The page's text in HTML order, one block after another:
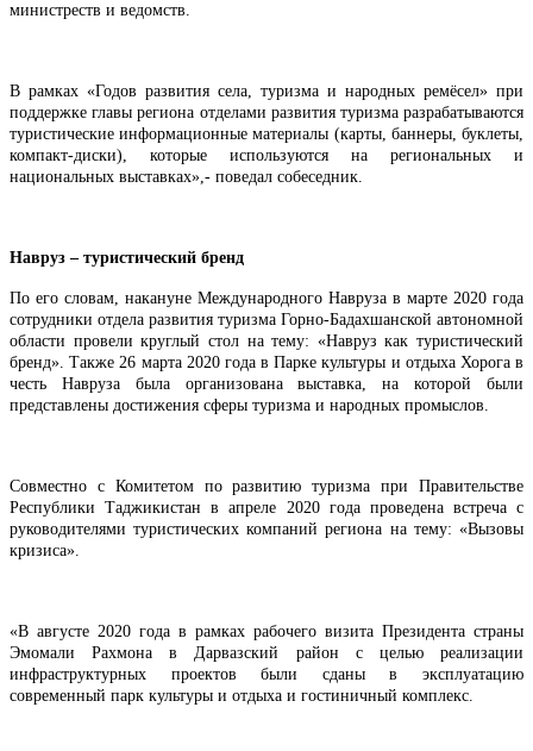
министреств и ведомств.
В рамках «Годов развития села, туризма и народных ремёсел» при
поддержке главы региона отделами развития туризма разрабатываются
туристические информационные материалы (карты, баннеры, буклеты,
компакт-диски), которые используются на региональных и
национальных выставках»,- поведал собеседник.
Навруз – туристический бренд
По его словам, накануне Международного Навруза в марте 2020 года
сотрудники отдела развития туризма Горно-Бадахшанской автономной
области провели круглый стол на тему: «Навруз как туристический
бренд». Также 26 марта 2020 года в Парке культуры и отдыха Хорога в
честь Навруза была организована выставка, на которой были
представлены достижения сферы туризма и народных промыслов.
Совместно с Комитетом по развитию туризма при Правительстве
Республики Таджикистан в апреле 2020 года проведена встреча с
руководителями туристических компаний региона на тему: «Вызовы
кризиса».
«В августе 2020 года в рамках рабочего визита Президента страны
Эмомали Рахмона в Дарвазский район с целью реализации
инфраструктурных проектов были сданы в эксплуатацию
современный парк культуры и отдыха и гостиничный комплекс.